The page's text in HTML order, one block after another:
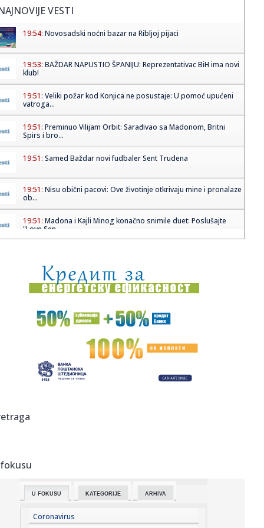
VESTI
19:54: Novosadski noćni bazar na Ribljoj pijaci
19:53: BAŽDAR NAPUSTIO ŠPANIJU: Reprezentativac BiH ima novi
klub!
19:51: Veliki požar kod Konjica ne posustaje: U pomoć upućeni
vatroga...
19:51: Preminuo Vilijam Orbit: Sarađivao sa Madonom, Britni
Spirs i bro...
19:51: Samed Baždar novi fudbaler Sent Trudena
19:51: Nisu obični pacovi: Ove životinje otkrivaju mine i pronalaze
ob...
19:51: Madona i Kajli Minog konačno snimile duet: Poslušajte
"Love Sen...
19:51:Odmor u Beogradu završio incidentom: S gošćama iz
Amerike "zar...
19:51:Volkswagen sprema zaokret, planira prvi pikap
proizveden u Americ...
Veliki požar u Grudama: Gori više od 40 hektara,
19:49:Šta od voća smijete unijeti u Hrvatsku iz BiH: Kazne mogu
ulazak n...
19:49:
19:49:
Počinje testiranje cjevovoda prema Tunjicama: Moguć pad
U FOKUSU KATEGORIJE ARHIVA
Coronavirus